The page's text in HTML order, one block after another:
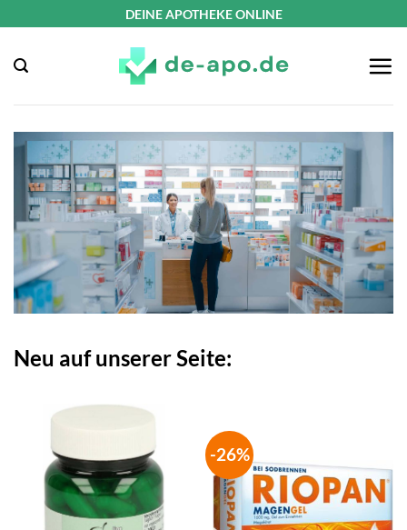
springen
DEINE APOTHEKE ONLINE
Neu auf unserer Seite:
-26%